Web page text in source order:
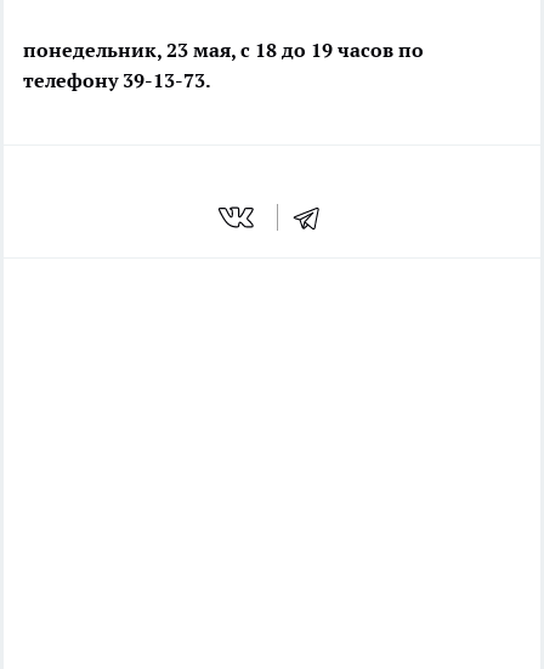
понедельник, 23 мая, с 18 до 19 часов по
телефону 39-13-73.